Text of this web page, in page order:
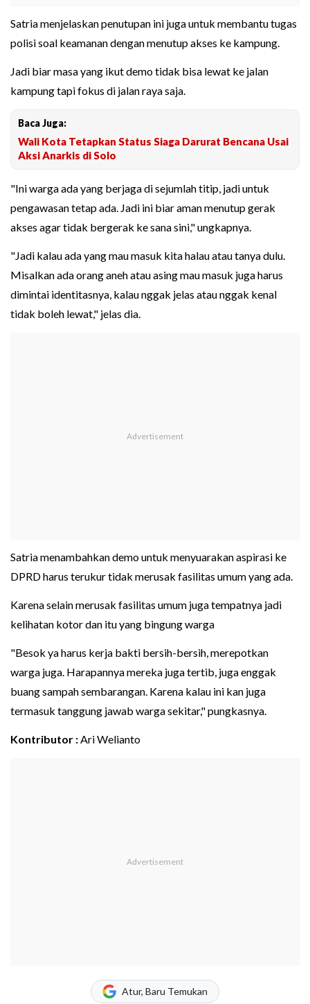
Satria menjelaskan penutupan ini juga untuk membantu tugas
polisi soal keamanan dengan menutup akses ke kampung.
Jadi biar masa yang ikut demo tidak bisa lewat ke jalan
kampung tapi fokus di jalan raya saja.
Baca Juga:
Wali Kota Tetapkan Status Siaga Darurat Bencana Usai
Aksi Anarkis di Solo
"Ini warga ada yang berjaga di sejumlah titip, jadi untuk
pengawasan tetap ada. Jadi ini biar aman menutup gerak
akses agar tidak bergerak ke sana sini," ungkapnya.
"Jadi kalau ada yang mau masuk kita halau atau tanya dulu.
Misalkan ada orang aneh atau asing mau masuk juga harus
dimintai identitasnya, kalau nggak jelas atau nggak kenal
tidak boleh lewat," jelas dia.
Satria menambahkan demo untuk menyuarakan aspirasi ke
DPRD harus terukur tidak merusak fasilitas umum yang ada.
Karena selain merusak fasilitas umum juga tempatnya jadi
kelihatan kotor dan itu yang bingung warga
"Besok ya harus kerja bakti bersih-bersih, merepotkan
warga juga. Harapannya mereka juga tertib, juga enggak
buang sampah sembarangan. Karena kalau ini kan juga
termasuk tanggung jawab warga sekitar," pungkasnya.
Kontributor : Ari Welianto
Atur, Baru Temukan